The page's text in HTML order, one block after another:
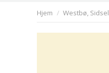
You are here:
Hjem Westbø, Sidsel